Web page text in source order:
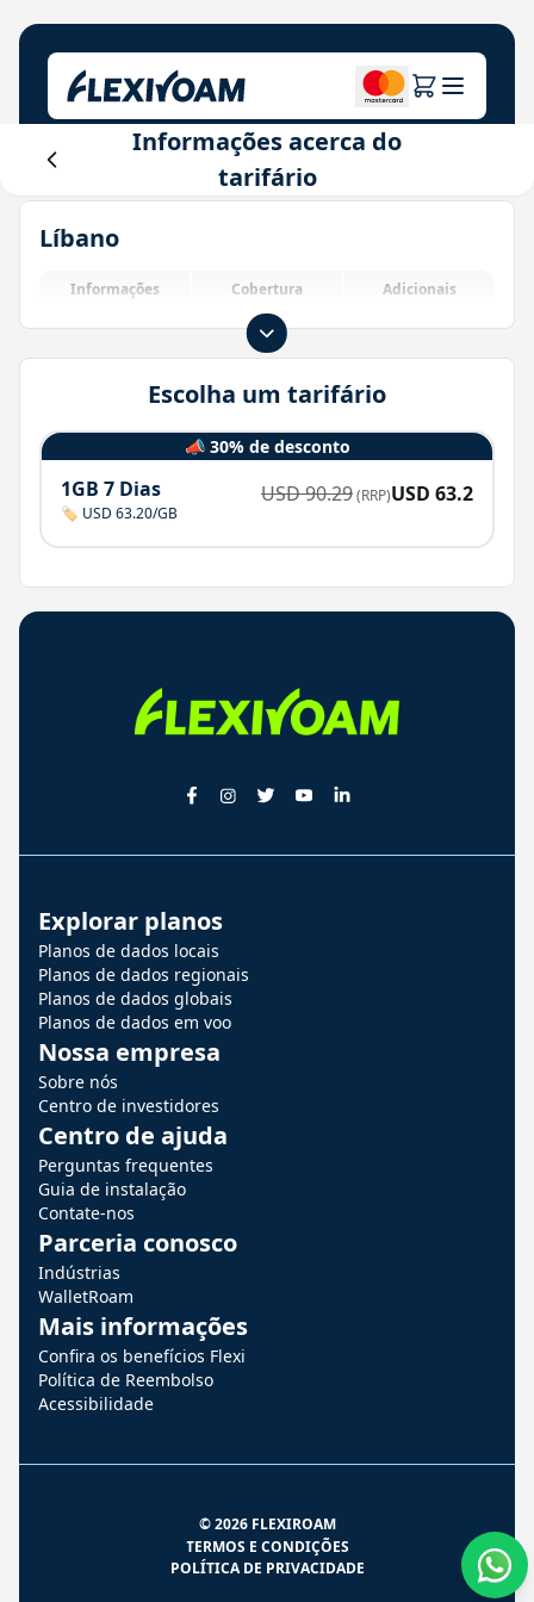
A nossa empresa
Centro do investidor
Para marcas
Login
Informações acerca do
tarifário
Líbano
Informações Cobertura Adicionais
Escolha um tarifário
📣 30% de desconto
1GB 7 Dias
🏷️ USD 63.20/GB
USD90.29(RRP)USD 63.2
Explorar planos
Planos de dados locais
Planos de dados regionais
Planos de dados globais
Planos de dados em voo
Nossa empresa
Sobre nós
Centro de investidores
Centro de ajuda
Perguntas frequentes
Guia de instalação
Contate-nos
Parceria conosco
Indústrias
WalletRoam
Mais informações
Confira os benefícios Flexi
Política de Reembolso
Acessibilidade
© 2026 FLEXIROAM
TERMOS E CONDIÇÕES
POLÍTICA DE PRIVACIDADE